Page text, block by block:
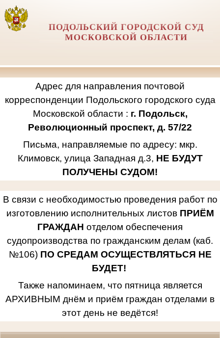
ПОДОЛЬСКИЙ ГОРОДСКОЙ СУД
МОСКОВСКОЙ ОБЛАСТИ
Адрес для направления почтовой
корреспонденции Подольского городского суда
Московской области : г. Подольск,
Революционный проспект, д. 57/22
Письма, направляемые по адресу: мкр.
Климовск, улица Западная д.3, НЕ БУДУТ
ПОЛУЧЕНЫ СУДОМ!
В связи с необходимостью проведения работ по
изготовлению исполнительных листов ПРИЁМ
ГРАЖДАН отделом обеспечения
судопроизводства по гражданским делам (каб.
№106) ПО СРЕДАМ ОСУЩЕСТВЛЯТЬСЯ НЕ
БУДЕТ!
Также напоминаем, что пятница является
АРХИВНЫМ днём и приём граждан отделами в
этот день не ведётся!